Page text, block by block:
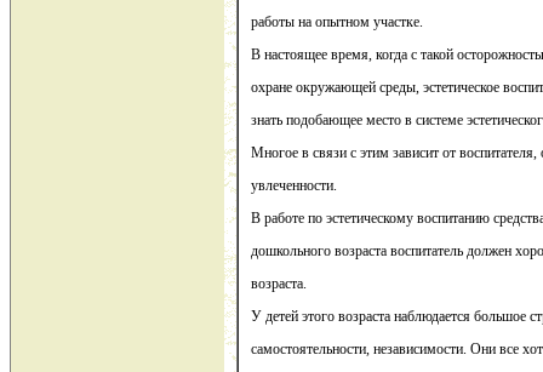
работы на опытном участке.
В настоящее время, когда с такой
охране окружающей среды, эстетическое
знать подобающее место в системе
Многое в связи с этим зависит от воспитателя,
увлеченности.
В работе по эстетическому воспитанию
дошкольного возраста воспитатель должен
возраста.
У детей этого возраста наблюдается большое
самостоятельности, независимости. Они все